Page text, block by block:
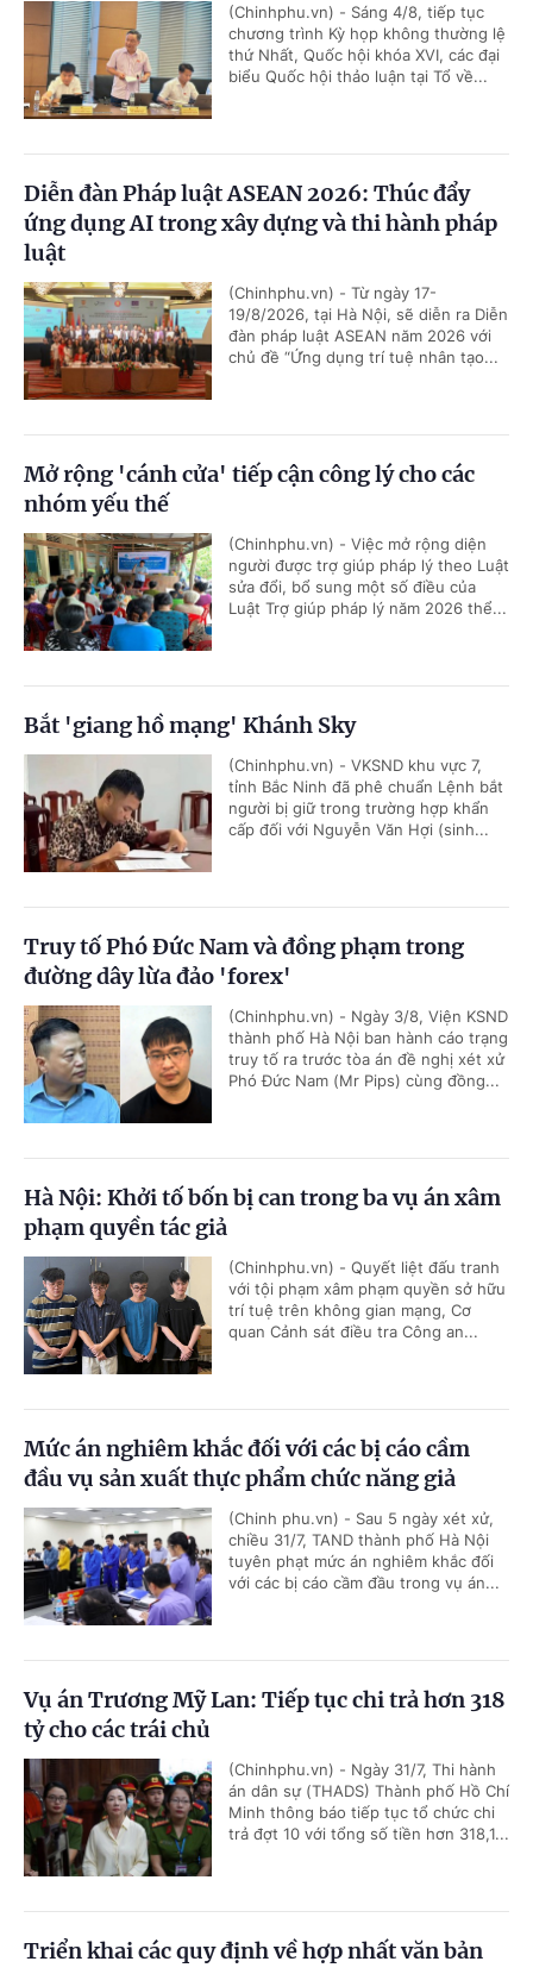
(Chinhphu.vn) - Sáng 4/8, tiếp tục
chương trình Kỳ họp không thường lệ
thứ Nhất, Quốc hội khóa XVI, các đại
biểu Quốc hội thảo luận tại Tổ về...
Diễn đàn Pháp luật ASEAN 2026: Thúc đẩy
ứng dụng AI trong xây dựng và thi hành pháp
luật
(Chinhphu.vn) - Từ ngày 17-
19/8/2026, tại Hà Nội, sẽ diễn ra Diễn
đàn pháp luật ASEAN năm 2026 với
chủ đề “Ứng dụng trí tuệ nhân tạo...
Mở rộng 'cánh cửa' tiếp cận công lý cho các
nhóm yếu thế
(Chinhphu.vn) - Việc mở rộng diện
người được trợ giúp pháp lý theo Luật
sửa đổi, bổ sung một số điều của
Luật Trợ giúp pháp lý năm 2026 thể...
Bắt 'giang hồ mạng' Khánh Sky
(Chinhphu.vn) - VKSND khu vực 7,
tỉnh Bắc Ninh đã phê chuẩn Lệnh bắt
người bị giữ trong trường hợp khẩn
cấp đối với Nguyễn Văn Hợi (sinh...
Truy tố Phó Đức Nam và đồng phạm trong
đường dây lừa đảo 'forex'
(Chinhphu.vn) - Ngày 3/8, Viện KSND
thành phố Hà Nội ban hành cáo trạng
truy tố ra trước tòa án đề nghị xét xử
Phó Đức Nam (Mr Pips) cùng đồng...
Hà Nội: Khởi tố bốn bị can trong ba vụ án xâm
phạm quyền tác giả
(Chinhphu.vn) - Quyết liệt đấu tranh
với tội phạm xâm phạm quyền sở hữu
trí tuệ trên không gian mạng, Cơ
quan Cảnh sát điều tra Công an...
Mức án nghiêm khắc đối với các bị cáo cầm
đầu vụ sản xuất thực phẩm chức năng giả
(Chinh phu.vn) - Sau 5 ngày xét xử,
chiều 31/7, TAND thành phố Hà Nội
tuyên phạt mức án nghiêm khắc đối
với các bị cáo cầm đầu trong vụ án...
Vụ án Trương Mỹ Lan: Tiếp tục chi trả hơn 318
tỷ cho các trái chủ
(Chinhphu.vn) - Ngày 31/7, Thi hành
án dân sự (THADS) Thành phố Hồ Chí
Minh thông báo tiếp tục tổ chức chi
trả đợt 10 với tổng số tiền hơn 318,1...
Triển khai các quy định về hợp nhất văn bản